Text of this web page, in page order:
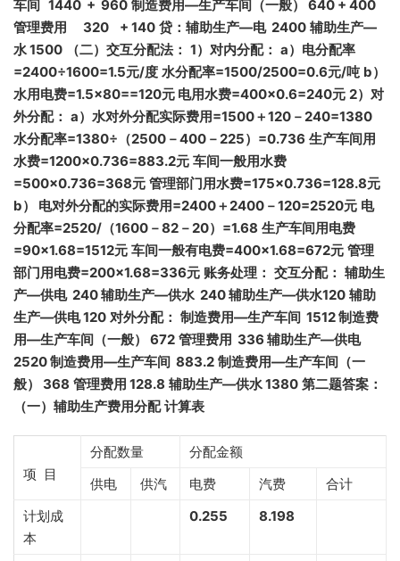
车间 1440 + 960 制造费用—生产车间（一般） 640 + 400
管理费用 320 + 140 贷：辅助生产—电 2400 辅助生产—
水 1500
（二）交互分配法： 1）对内分配： a）电分配率
=2400÷1600=1.5元/度 水分配率=1500/2500=0.6元/吨 b）
水用电费=1.5×80==120元 电用水费=400×0.6=240元 2）对
外分配： a）水对外分配实际费用=1500＋120 －240=1380
水分配率=1380÷ （2500 －400 －225）=0.736 生产车间用
水费=1200×0.736=883.2元 车间一般用水费
=500×0.736=368元 管理部门用水费=175×0.736=128.8元
b） 电对外分配的实际费用=2400＋2400 －120=2520元 电
分配率=2520/ （1600 －82 －20）=1.68 生产车间用电费
=90×1.68=1512元 车间一般有电费=400×1.68=672元 管理
部门用电费=200×1.68=336元 账务处理： 交互分配： 辅助生
产—供电 240辅助生产—供水 240辅助生产—供水120 辅助
生产—供电 120 对外分配： 制造费用—生产车间 1512制造费
用—生产车间（一般） 672 管理费用 336 辅助生产—供电
2520制造费用—生产车间 883.2 制造费用—生产车间（一
般） 368 管理费用 128.8 辅助生产—供水 1380 第二题答案：
（一）辅助生产费用分配 计算表
项 目
分配数量
分配金额
供电
供汽 电费 汽费
合计
计划成
本
0.255 8.198